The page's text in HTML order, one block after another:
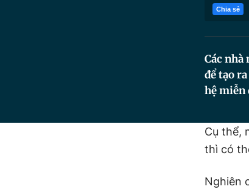
Chia sẻ
Các
để tạo
hệ miễn
Cụ thể,
thì có
Nghiên